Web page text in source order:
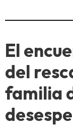
El
del
familia